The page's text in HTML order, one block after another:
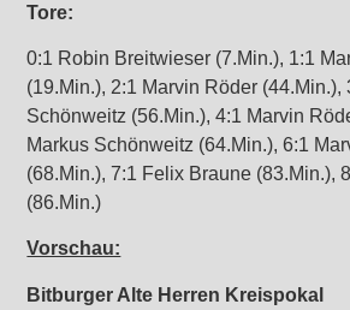
Tore:
0:1 Robin Breitwieser (7.Min.), 1:1
(19.Min.), 2:1 Marvin Röder (44.Min.),
Schönweitz (56.Min.), 4:1 Marvin
Markus Schönweitz (64.Min.), 6:1
(68.Min.), 7:1 Felix Braune (83.Min.),
(86.Min.)
Vorschau:
Bitburger Alte Herren Kreispokal